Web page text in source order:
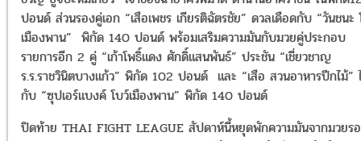
ปอนด์ ส่วนรองคู่เอก “เสือเพชร เกียรติฉัตรชัย” ดวลเดือดกับ “วันชนะ
เมืองพาน” พิกัด 140 ปอนด์ พร้อมเสริมความมันกับมวยคู่ประกอบ
รายการอีก 2 คู่ “เก้าโพธิ์แดง ศักดิ์แสนพันธ์” ประชัน “เชี่ยวชาญ
ร.ร.ราชวินิตบางแก้ว” พิกัด 102 ปอนด์ และ “เสือ สวนอาหารปีกไม้”
กับ “ซุปเอร์แบงค์ โบว์เมืองพาน” พิกัด 140 ปอนด์
ปิดท้าย THAI FIGHT LEAGUE สัปดาห์นี้หยุดพักความมันจากมวยร